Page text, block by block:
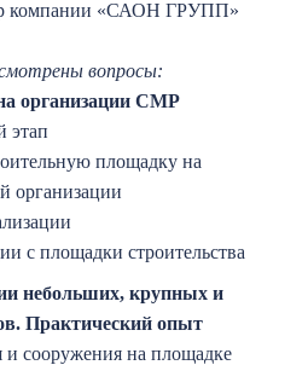
компании «САОН ГРУПП»
вопросы:
организации СМР
этап
площадку на
организации
с площадки строительства
небольших, крупных и
Практический опыт
сооружения на площадке